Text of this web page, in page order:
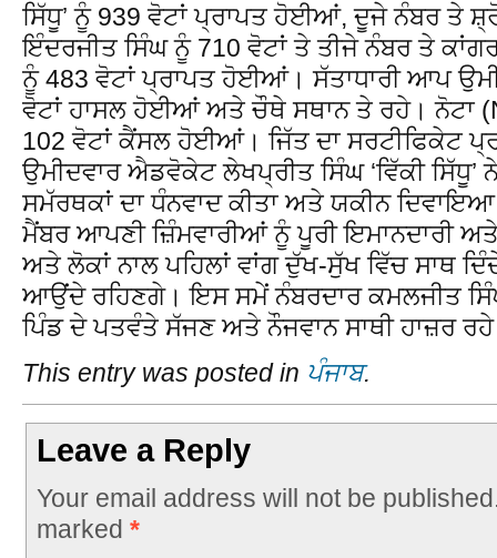
ਸਿੱਧੂ’ ਨੂੰ 939 ਵੋਟਾਂ ਪ੍ਰਾਪਤ ਹੋਈਆਂ, ਦੂਜੇ ਨੰਬਰ ਤੇ
ਇੰਦਰਜੀਤ ਸਿੰਘ ਨੂੰ 710 ਵੋਟਾਂ ਤੇ ਤੀਜੇ ਨੰਬਰ ਤੇ
ਨੂੰ 483 ਵੋਟਾਂ ਪ੍ਰਾਪਤ ਹੋਈਆਂ। ਸੱਤਾਧਾਰੀ ਆਪ
ਵੋਟਾਂ ਹਾਸਲ ਹੋਈਆਂ ਅਤੇ ਚੌਥੇ ਸਥਾਨ ਤੇ ਰਹੇ। ਨੋਟਾ
102 ਵੋਟਾਂ ਕੈਂਸਲ ਹੋਈਆਂ। ਜਿੱਤ ਦਾ ਸਰਟੀਫਿਕੇਟ
ਉਮੀਦਵਾਰ ਐਡਵੋਕੇਟ ਲੇਖਪ੍ਰੀਤ ਸਿੰਘ ‘ਵਿੱਕੀ
ਸਮੱਰਥਕਾਂ ਦਾ ਧੰਨਵਾਦ ਕੀਤਾ ਅਤੇ ਯਕੀਨ
ਮੈਂਬਰ ਆਪਣੀ ਜ਼ਿੰਮਵਾਰੀਆਂ ਨੂੰ ਪੂਰੀ ਇਮਾਨਦਾਰੀ
ਅਤੇ ਲੋਕਾਂ ਨਾਲ ਪਹਿਲਾਂ ਵਾਂਗ ਦੁੱਖ-ਸੁੱਖ ਵਿੱਚ ਸਾਥ
ਆਉਂਦੇ ਰਹਿਣਗੇ। ਇਸ ਸਮੇਂ ਨੰਬਰਦਾਰ ਕਮਲਜੀਤ
ਪਿੰਡ ਦੇ ਪਤਵੰਤੇ ਸੱਜਣ ਅਤੇ ਨੌਜਵਾਨ ਸਾਥੀ ਹਾਜ਼ਰ
This entry was posted in ਪੰਜਾਬ.
Leave a Reply
Your email address will not be
marked *